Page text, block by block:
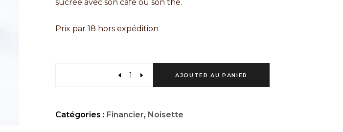
sucrée avec son café ou son thé.
Prix par 18 hors expédition
AJOUTER AU PANIER
Catégories : Financier, Noisette